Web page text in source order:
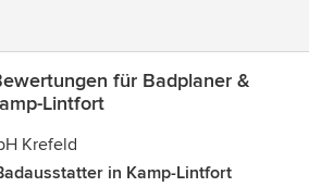
für Badplaner &
Lintfort
Krefeld
in Kamp-Lintfort